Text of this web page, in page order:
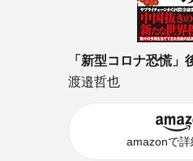
「新型コロナ恐慌」
渡邉哲也
amazonで